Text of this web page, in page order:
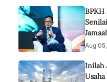
Aug
Inilah